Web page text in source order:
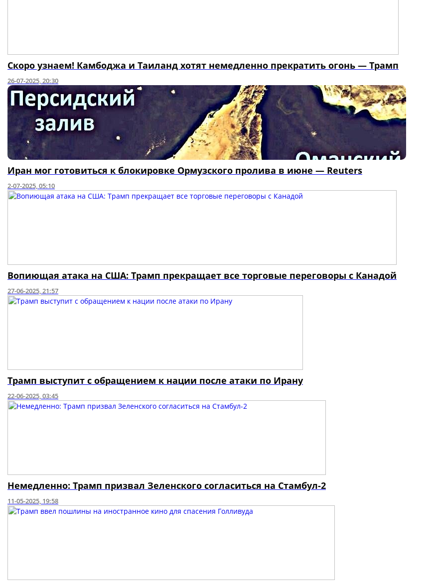
Скоро узнаем! Камбоджа и Таиланд хотят немедленно прекратить огонь — Трамп
26-07-2025, 20:30
Иран мог готовиться к блокировке Ормузского пролива в июне — Reuters
2-07-2025, 05:10
Вопиющая атака на США: Трамп прекращает все торговые переговоры с Канадой
27-06-2025, 21:57
Трамп выступит с обращением к нации после атаки по Ирану
22-06-2025, 03:45
Немедленно: Трамп призвал Зеленского согласиться на Стамбул-2
11-05-2025, 19:58